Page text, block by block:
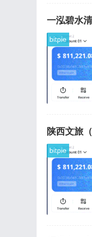
一泓碧水
bitpie
陕西文旅
bitpie